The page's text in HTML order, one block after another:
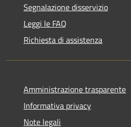
Segnalazione disservizio
Leggi le FAQ
Richiesta di assistenza
Amministrazione trasparente
Informativa privacy
Note legali